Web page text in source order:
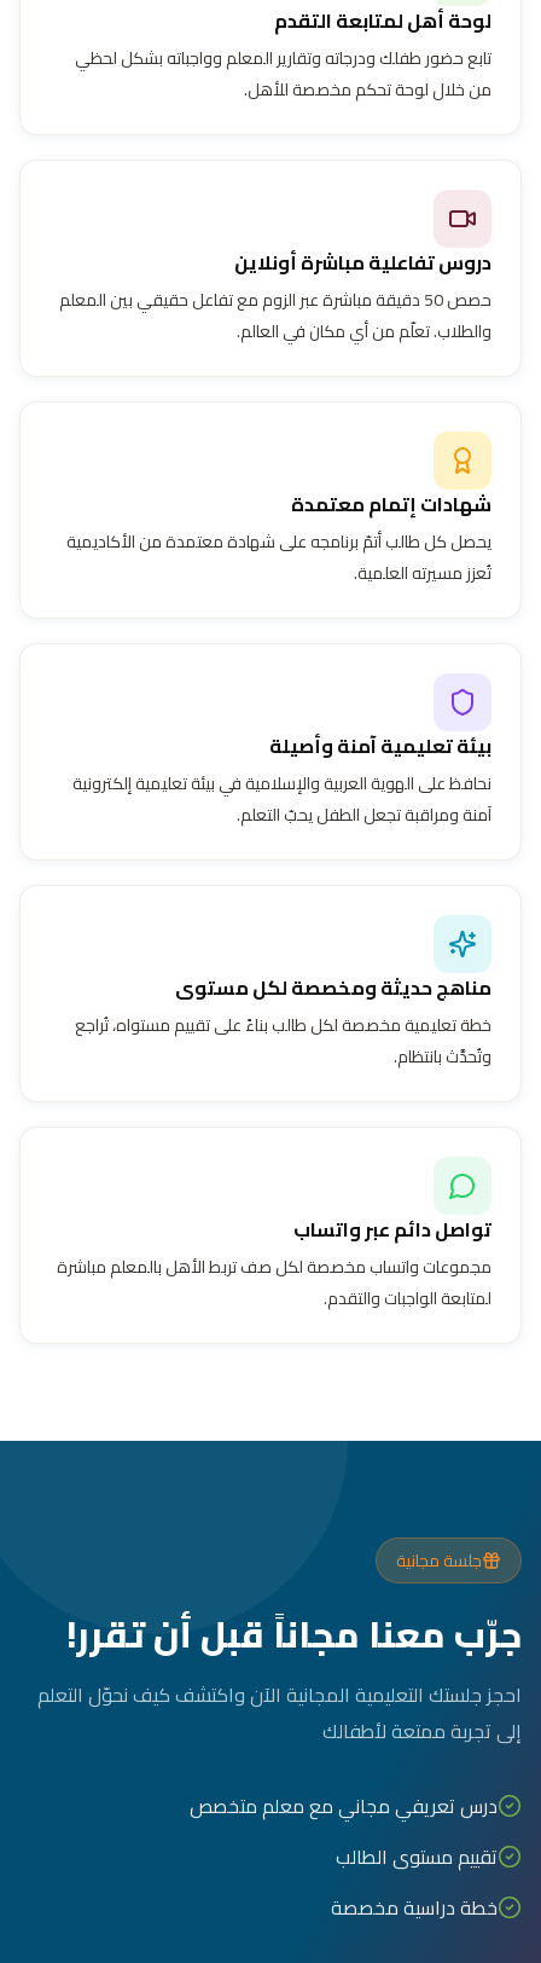
لوحة أهل لمتابعة التقدم
تابع حضور طفلك ودرجاته وتقارير المعلم وواجباته بشكل لحظي
من خلال لوحة تحكم مخصصة للأهل.
دروس تفاعلية مباشرة أونلاين
حصص 50 دقيقة مباشرة عبر الزوم مع تفاعل حقيقي بين المعلم
والطلاب. تعلّم من أي مكان في العالم.
شهادات إتمام معتمدة
يحصل كل طالب أتمّ برنامجه على شهادة معتمدة من الأكاديمية
تُعزز مسيرته العلمية.
بيئة تعليمية آمنة وأصيلة
نحافظ على الهوية العربية والإسلامية في بيئة تعليمية إلكترونية
آمنة ومراقبة تجعل الطفل يحبّ التعلم.
مناهج حديثة ومخصصة لكل مستوى
خطة تعليمية مخصصة لكل طالب بناءً على تقييم مستواه، تُراجع
وتُحدَّث بانتظام.
تواصل دائم عبر واتساب
مجموعات واتساب مخصصة لكل صف تربط الأهل بالمعلم مباشرة
لمتابعة الواجبات والتقدم.
جلسة مجانية
جرّب معنا مجاناً قبل أن تقرر!
احجز جلستك التعليمية المجانية الآن واكتشف كيف نحوّل التعلم
إلى تجربة ممتعة لأطفالك
درس تعريفي مجاني مع معلم متخصص
تقييم مستوى الطالب
خطة دراسية مخصصة